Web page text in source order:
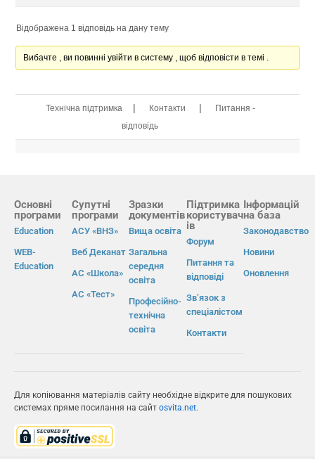
Відображена 1 відповідь на дану тему
Вибачте , ви повинні увійти в систему , щоб відповісти в темі .
Технічна підтримка | Контакти |
Питання -
відповідь
Основні
програми
Education
WEB-
Education
Супутні
програми
АСУ «ВНЗ»
Веб Деканат
АС «Школа»
АС «Тест»
Зразки
документів
Вища освіта
Загальна
середня
освіта
Професійно-
технічна
освіта
Підтримка
користувач
ів
Форум
Питання та
відповіді
Зв’язок з
спеціалістом
Контакти
Інформацій
на база
Законодавство
Новини
Оновлення
Для копіювання матеріалів сайту необхідне відкрите для пошукових
системах пряме посилання на сайт osvita.net.